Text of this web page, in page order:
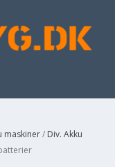
maskiner/ Div. Akku